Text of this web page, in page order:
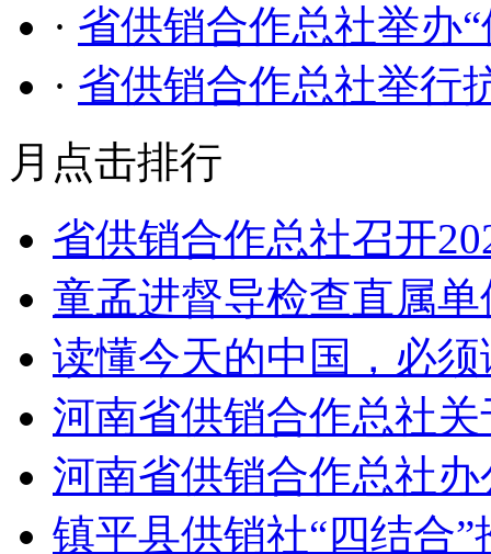
· 省供销合作总社举办
· 省供销合作总社举行
月点击排行
省供销合作总社召开
童孟进督导检查直属
读懂今天的中国，必
河南省供销合作总社
河南省供销合作总社
镇平县供销社“四结合